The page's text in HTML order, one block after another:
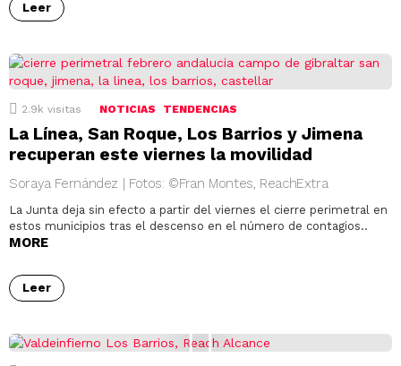
Leer
2.9k visitas NOTICIAS TENDENCIAS
La Línea, San Roque, Los Barrios y Jimena
recuperan este viernes la movilidad
Soraya Fernández | Fotos: ©Fran Montes, ReachExtra
La Junta deja sin efecto a partir del viernes el cierre perimetral en
estos municipios tras el descenso en el número de contagios..
MORE
Leer